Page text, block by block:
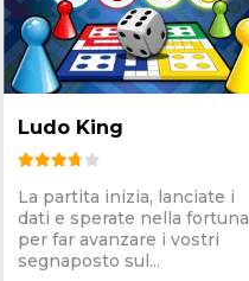
Ludo King
La partita inizia, lanciate i
dati e sperate nella fortuna
per far avanzare i vostri
segnaposto sul...